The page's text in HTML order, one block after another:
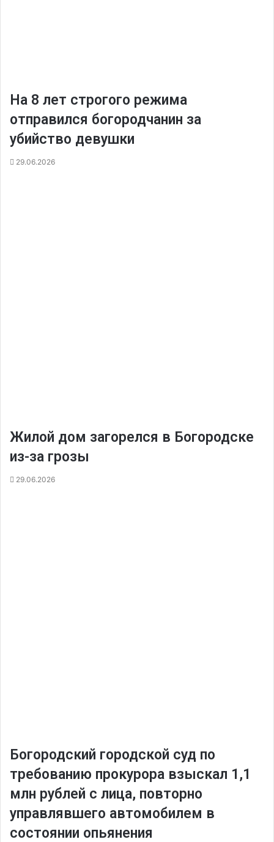
На 8 лет строгого режима
отправился богородчанин за
убийство девушки
29.06.2026
Жилой дом загорелся в Богородске
из-за грозы
29.06.2026
️Богородский городской суд по
требованию прокурора взыскал 1,1
млн рублей с лица, повторно
управлявшего автомобилем в
состоянии опьянения